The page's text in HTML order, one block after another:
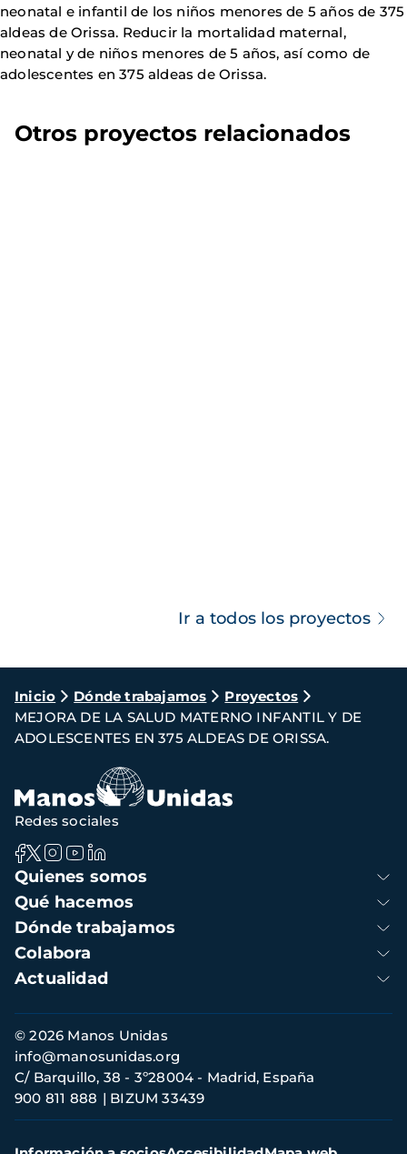
neonatal e infantil de los niños menores de 5 años de 375
aldeas de Orissa. Reducir la mortalidad maternal,
neonatal y de niños menores de 5 años, así como de
adolescentes en 375 aldeas de Orissa.
Otros proyectos relacionados
Ir a todos los proyectos
Ruta
de
navegación
Inicio Dónde trabajamos
Proyectos
MEJORA DE LA SALUD MATERNO INFANTIL Y DE
ADOLESCENTES EN 375 ALDEAS DE ORISSA.
Navegación
principal
Quienes somos
Qué hacemos
Dónde trabajamos
Colabora
Actualidad
Redes sociales
Información
de
contacto
© 2026 Manos Unidas
C/ Barquillo, 38 - 3º28004 - Madrid, España
900 811 888
BIZUM 33439
info@manosunidas.org